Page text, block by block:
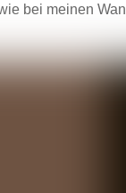
bei meinen